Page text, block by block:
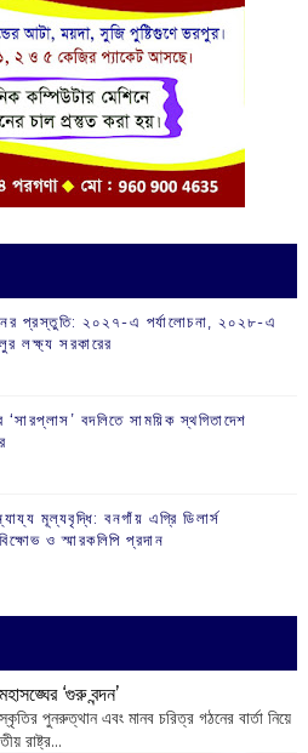
প্রস্তুতি: ২০২৭-এ পর্যালোচনা, ২০২৮-এ
লক্ষ্য সরকারের
‘সারপ্লাস’ বদলিতে সাময়িক স্থগিতাদেশ
মূল্যবৃদ্ধি: বনগাঁয় এগ্রি ডিলার্স
ও স্মারকলিপি প্রদান
‘গুরু বন্দন’
পুনরুত্থান এবং মানব চরিত্র গঠনের বার্তা নিয়ে
রাষ্ট্র...